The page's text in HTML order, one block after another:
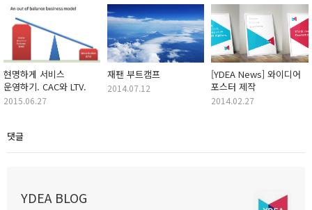
현명하게 서비스
운영하기. CAC와 LTV.
2015.06.27
재팬 부트캠프
2014.07.12
[YDEA News] 와이디어
포스터 제작
2014.02.27
댓글
YDEA BLOG